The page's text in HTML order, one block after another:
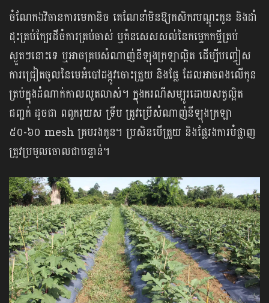
ចំណែកឯវិធានការមេកានិច គេណែនាំមិនឱ្យកសិករបណ្ដុះកូន និងដាំ
ដុះត្រប់ក្បែរដីចំការត្រប់ចាស់ ឬគំនសេសសល់នៃកម្ទេកកម្ទីត្រប់
ស្ងួតៗនោះទេ ឬអាចគ្របសំណាញ់នីឡុងក្រឡាល្អិត ដើម្បីបញ្ចៀស
ការជ្រៀតចូលនៃមេអំបៅដង្កូវចោះត្រួយ និងផ្លែ ដែលអាចពងលើកូន
ត្រប់ក្នុងដំណាក់កាលលូតលាស់។ ក្នុងករណីសម្បូរដោយសត្វល្អិត
ជញ្ជក់ ដូចជា ពពួករុយស ទ្រីប ត្រូវប្រើសំណាញ់នីឡុងក្រឡា
៥០-៦០ mesh គ្របរងកូន។ ប្រសិនបើត្រួយ និងផ្លែរងការបំផ្លាញ
ត្រូវប្រមូលចោលជាបន្ទាន់។